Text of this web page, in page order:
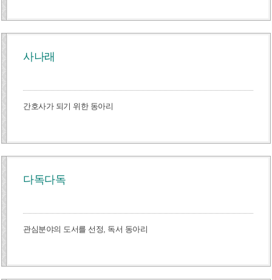
사나래
간호사가 되기 위한 동아리
다독다독
관심분야의 도서를 선정, 독서 동아리